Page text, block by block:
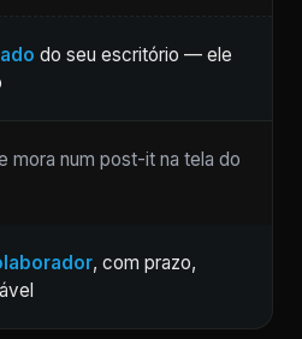
do seu escritório — ele
mora num post-it na tela do
, com prazo,